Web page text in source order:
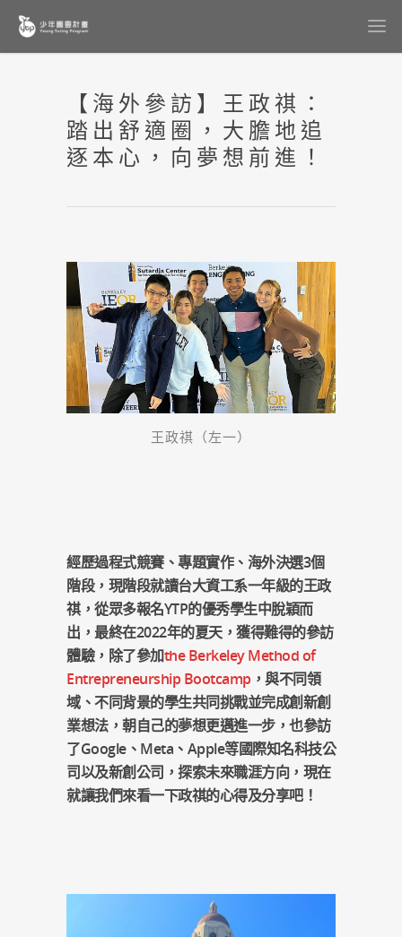
【海外參訪】王政祺：
踏出舒適圈，大膽地追
逐本心，向夢想前進！
王政祺（左一）
經歷過程式競賽、專題實作、海外決選3個
階段，現階段就讀台大資工系一年級的王政
祺，從眾多報名YTP的優秀學生中脫穎而
出，最終在2022年的夏天，獲得難得的參訪
體驗，除了參加the Berkeley Method of
Entrepreneurship Bootcamp，與不同領
域、不同背景的學生共同挑戰並完成創新創
業想法，朝自己的夢想更邁進一步，也參訪
了Google、Meta、Apple等國際知名科技公
司以及新創公司，探索未來職涯方向，現在
就讓我們來看一下政祺的心得及分享吧！